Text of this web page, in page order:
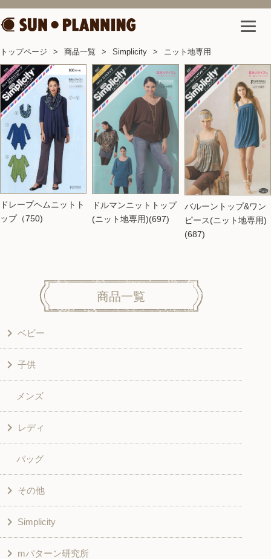
トップページ 商品一覧 Simplicity ニット地専用
ドレープヘムニットト
ップ（750)
ドルマンニットトップ
(ニット地専用)(697)
バルーントップ&ワン
ピース(ニット地専用)
(687)
商品一覧
ベビー
洋服
和風衣類
グッズ
子供
ワンピース
シャツ・ブラウス
スカート・パンツ
和風衣類
入園入学グッズ
その他
メンズ
レディ
シャツ・ブラウス
チュニック
ワンピース
ベスト・ジャケット・コート
バッグ
その他
学校家庭科教材用
その他
Simplicity
こども＆ベビー
mパターン研究所